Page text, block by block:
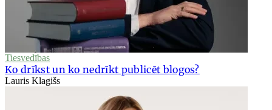
Tiesvedības
Ko drīkst un ko nedrīkt publicēt blogos?
Lauris Klagišs